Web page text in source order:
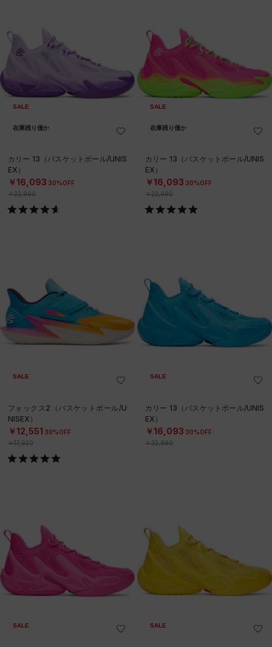
SALE
在庫残り僅か
カリー 13（バスケットボール/UNIS
EX）
￥16,093 30%OFF
￥22,990
SALE
在庫残り僅か
カリー 13（バスケットボール/UNIS
EX）
￥16,093 30%OFF
￥22,990
SALE
フォックス2（バスケットボール/U
NISEX）
￥12,551 30%OFF
￥17,930
SALE
カリー 13（バスケットボール/UNIS
EX）
￥16,093 30%OFF
￥22,990
SALE SALE